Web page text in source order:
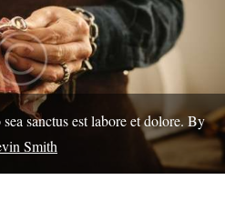
sanctus est labore et dolore. By
Smith